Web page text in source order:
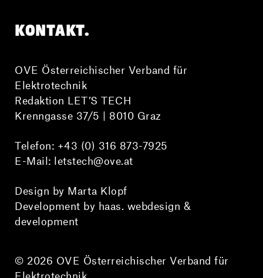
KONTAKT.
OVE Österreichischer Verband für
Elektrotechnik
Redaktion LET’S TECH
Krenngasse 37/5 | 8010 Graz
Telefon: +43 (0) 316 873-7925
E-Mail: letstech@ove.at
Design by Marta Klopf
Development by haas. webdesign &
development
© 2026 OVE Österreichischer Verband für